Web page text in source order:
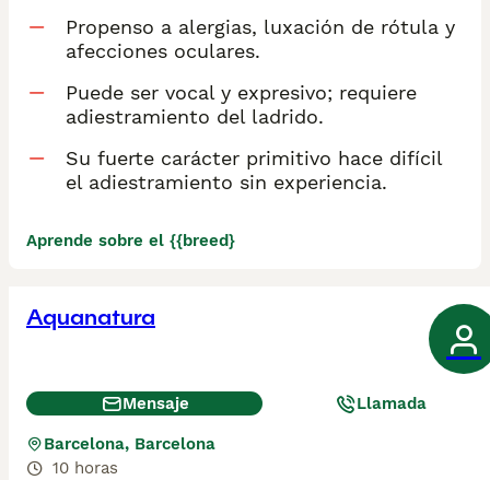
Propenso a alergias, luxación de rótula y
afecciones oculares.
Puede ser vocal y expresivo; requiere
adiestramiento del ladrido.
Su fuerte carácter primitivo hace difícil
el adiestramiento sin experiencia.
Aprende sobre el {{breed}
Aquanatura
Mensaje Llamada
Barcelona, Barcelona
10 horas